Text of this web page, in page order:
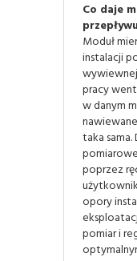
Co daje
Moduł
instalacji
pracy
w danym
taka sama.
poprzez
opory
pomiar i